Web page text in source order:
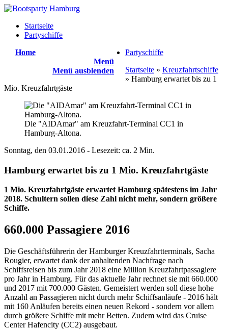
Startseite
Partyschiffe
Home
Menü
Menü ausblenden
Partyschiffe
Startseite» Kreuzfahrtschiffe
» Hamburg erwartet bis zu 1
Mio. Kreuzfahrtgäste
Die "AIDAmar" am Kreuzfahrt-Terminal CC1 in
Hamburg-Altona.
Sonntag, den 03.01.2016 - Lesezeit: ca. 2 Min.
Hamburg erwartet bis zu 1 Mio. Kreuzfahrtgäste
1 Mio. Kreuzfahrtgäste erwartet Hamburg spätestens im Jahr
2018. Schultern sollen diese Zahl nicht mehr, sondern größere
Schiffe.
660.000 Passagiere 2016
Die Geschäftsführerin der Hamburger Kreuzfahrtterminals, Sacha
Rougier, erwartet dank der anhaltenden Nachfrage nach
Schiffsreisen bis zum Jahr 2018 eine Million Kreuzfahrtpassagiere
pro Jahr in Hamburg. Für das aktuelle Jahr rechnet sie mit 660.000
und 2017 mit 700.000 Gästen. Gemeistert werden soll diese hohe
Anzahl an Passagieren nicht durch mehr Schiffsanläufe - 2016 hält
mit 160 Anläufen bereits einen neuen Rekord - sondern vor allem
durch größere Schiffe mit mehr Betten. Zudem wird das Cruise
Center Hafencity (CC2) ausgebaut.